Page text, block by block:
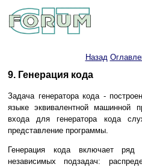
Назад
9. Генерация кода
Задача генератора кода -
языке эквивалентной машинной
входа для генератора кода
представление программы.
Генерация кода включает ряд
независимых подзадач: